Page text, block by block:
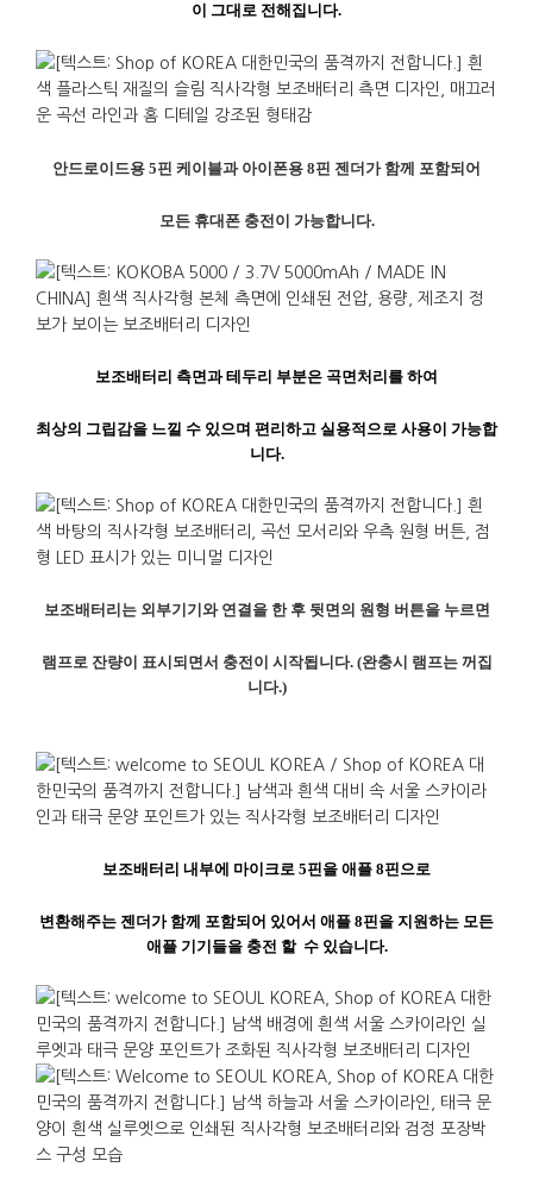
이 그대로 전해집니다.
안드로이드용 5핀 케이블과 아이폰용 8핀 젠더가 함께 포함되어
모든 휴대폰 충전이 가능합니다.
보조배터리 측면과 테두리 부분은 곡면처리를 하여
최상의 그립감을 느낄 수 있으며 편리하고 실용적으로 사용이 가능합
니다.
보조배터리는 외부기기와 연결을 한 후 뒷면의 원형 버튼을 누르면
램프로 잔량이 표시되면서 충전이 시작됩니다. (완충시 램프는 꺼집
니다.)
보조배터리 내부에 마이크로 5핀을 애플 8핀으로
변환해주는 젠더가 함께 포함되어 있어서 애플 8핀을 지원하는 모든
애플 기기들을 충전 할 수 있습니다.